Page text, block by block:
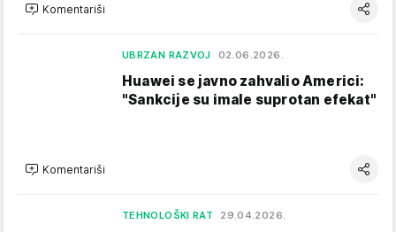
Komentariši
UBRZAN RAZVOJ 02.06.2026.
Huawei se javno zahvalio Americi:
"Sankcije su imale suprotan efekat"
Komentariši
TEHNOLOŠKI RAT 29.04.2026.